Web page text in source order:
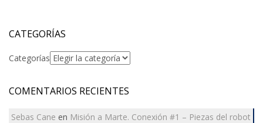
CATEGORÍAS
Categorías
COMENTARIOS RECIENTES
Sebas Cane en Misión a Marte. Conexión #1 – Piezas del robot